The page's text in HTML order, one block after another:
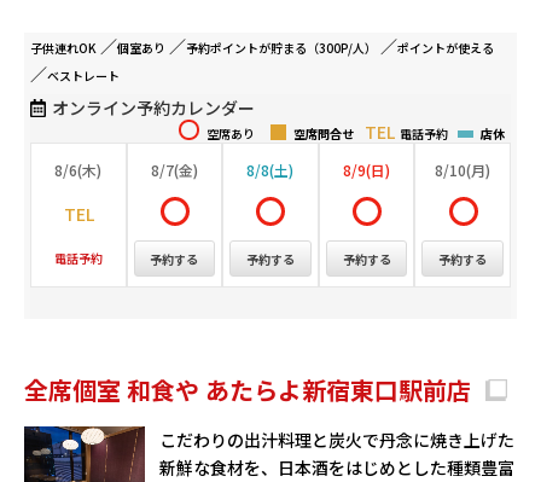
子供連れOK 個室あり 予約ポイントが貯まる（300P/人） ポイントが使える
ベストレート
オンライン予約カレンダー
店休
電話予約
空席問合せ
空席あり
8/6(木)
電話予約
8/7(金)
予約する
8/8(土)
予約する
8/9(日)
予約する
8/10(月)
予約する
全席個室 和食や あたらよ新宿東口駅前店
こだわりの出汁料理と炭⽕で丹念に焼き上げた
新鮮な⾷材を、⽇本酒をはじめとした種類豊富